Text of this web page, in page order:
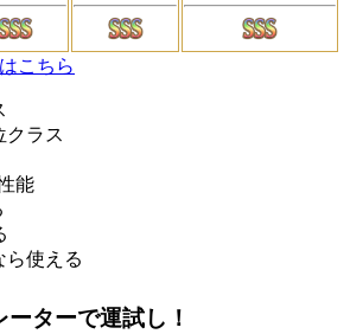
こちら
クラス
能
ら使える
ターで運試し！